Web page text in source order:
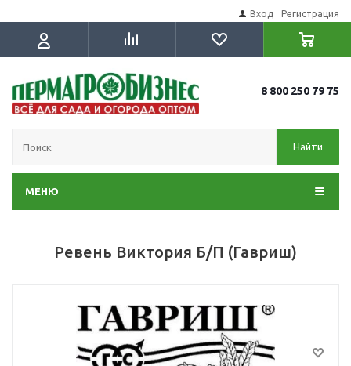
Вход Регистрация
8 800 250 79 75
Найти
МЕНЮ
Ревень Виктория Б/П (Гавриш)